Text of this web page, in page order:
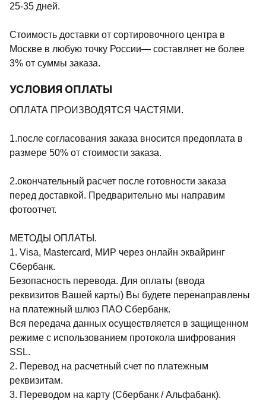
25-35 дней.
Стоимость доставки от сортировочного центра в
Москве в любую точку России— составляет не более
3% от суммы заказа.
УСЛОВИЯ ОПЛАТЫ
ОПЛАТА ПРОИЗВОДЯТСЯ ЧАСТЯМИ.
1.после согласования заказа вносится предоплата в
размере 50% от стоимости заказа.
2.окончательный расчет после готовности заказа
перед доставкой. Предварительно мы направим
фотоотчет.
МЕТОДЫ ОПЛАТЫ.
1. Visa, Mastercard, МИР через онлайн эквайринг
Сбербанк.
Безопасность перевода. Для оплаты (ввода
реквизитов Вашей карты) Вы будете перенаправлены
на платежный шлюз ПАО Сбербанк.
Вся передача данных осуществляется в защищенном
режиме с использованием протокола шифрования
SSL.
2. Перевод на расчетный счет по платежным
реквизитам.
3. Переводом на карту (Сбербанк / Альфабанк).